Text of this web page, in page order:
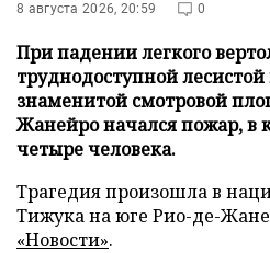
8 августа 2026, 20:59 0
При падении легкого
труднодоступной лесистой
знаменитой смотровой
Жанейро начался пожар, в
четыре человека.
Трагедия произошла в
Тижука на юге Рио-де-
«Новости».